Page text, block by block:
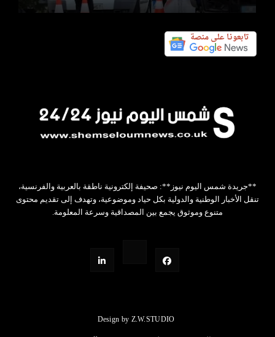
**جريدة شمس اليوم نيوز**: صحيفة إلكترونية ناطقة بالعربية والفرنسية،
تنقل الأخبار الوطنية والدولية بكل حياد وموضوعية، وتهدف إلى تقديم محتوى
متنوع وموثوق يجمع بين المصداقية وسرعة المعلومة.
Design by Z.W.STUDIO